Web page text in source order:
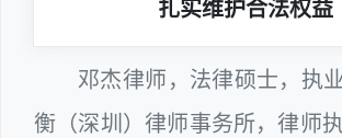
扎实维护合法权益
邓杰律师，法律硕士，执
衡（深圳）律师事务所，律师